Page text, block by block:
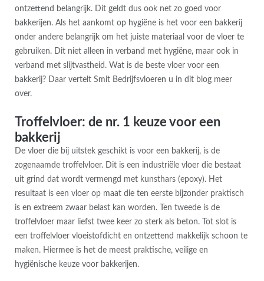
ontzettend belangrijk. Dit geldt dus ook net zo goed voor
bakkerijen. Als het aankomt op hygiëne is het voor een bakkerij
onder andere belangrijk om het juiste materiaal voor de vloer te
gebruiken. Dit niet alleen in verband met hygiëne, maar ook in
verband met slijtvastheid. Wat is de beste vloer voor een
bakkerij? Daar vertelt Smit Bedrijfsvloeren u in dit blog meer
over.
Troffelvloer: de nr. 1 keuze voor een
bakkerij
De vloer die bij uitstek geschikt is voor een bakkerij, is de
zogenaamde troffelvloer. Dit is een industriële vloer die bestaat
uit grind dat wordt vermengd met kunsthars (epoxy). Het
resultaat is een vloer op maat die ten eerste bijzonder praktisch
is en extreem zwaar belast kan worden. Ten tweede is de
troffelvloer maar liefst twee keer zo sterk als beton. Tot slot is
een troffelvloer vloeistofdicht en ontzettend makkelijk schoon te
maken. Hiermee is het de meest praktische, veilige en
hygiënische keuze voor bakkerijen.